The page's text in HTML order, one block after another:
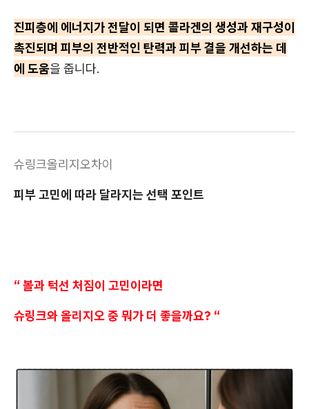
진피층에 에너지가 전달이 되면 콜라겐의 생성과 재구성이
촉진되며 피부의 전반적인 탄력과 피부 결을 개선하는 데
에 도움을 줍니다.
슈링크올리지오차이
피부 고민에 따라 달라지는 선택 포인트
“ 볼과 턱선 처짐이 고민이라면
슈링크와 올리지오 중 뭐가 더 좋을까요? “